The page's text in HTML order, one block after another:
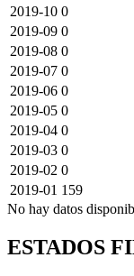
2019-10 0
2019-09 0
2019-08 0
2019-07 0
2019-06 0
2019-05 0
2019-04 0
2019-03 0
2019-02 0
2019-01 159
No hay datos
ESTADOS